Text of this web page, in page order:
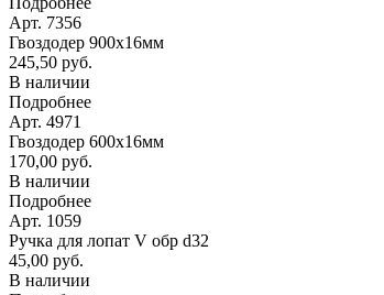
Арт. 7356
Гвоздодер 900х16мм
245,50 руб.
В наличии
Подробнее
Арт. 4971
Гвоздодер 600х16мм
170,00 руб.
В наличии
Подробнее
Арт. 1059
Ручка для лопат V обр d32
45,00 руб.
В наличии